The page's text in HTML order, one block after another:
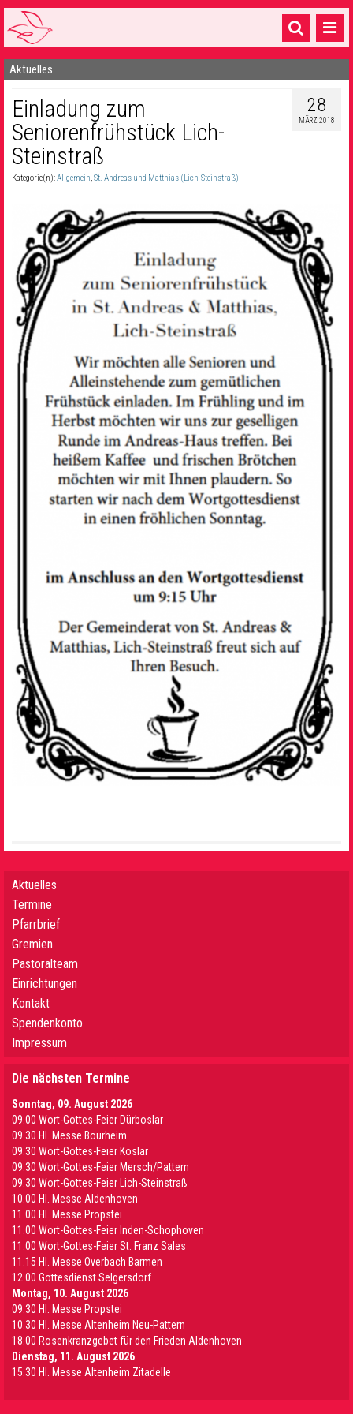
Startseite
1 Pfarrei
16 Gemeinden & mehr
Gottesdienste & Sinnsuche
Gemeinschaft & Soziales
Musik& Kultur
Seelsorge & Kontakt
Aktuelles
28
MÄRZ 2018
Einladung zum
Seniorenfrühstück Lich-
Steinstraß
Kategorie(n):Allgemein,St. Andreas und Matthias (Lich-Steinstraß)
Aktuelles
Termine
Pfarrbrief
Gremien
Pastoralteam
Einrichtungen
Kontakt
Spendenkonto
Impressum
Die nächsten Termine
Sonntag, 09. August 2026
09.00 Wort-Gottes-Feier Dürboslar
09.30 HI. Messe Bourheim
09.30 Wort-Gottes-Feier Koslar
09.30 Wort-Gottes-Feier Mersch/Pattern
09.30 Wort-Gottes-Feier Lich-Steinstraß
10.00 Hl. Messe Aldenhoven
11.00 Hl. Messe Propstei
11.00 Wort-Gottes-Feier Inden-Schophoven
11.00 Wort-Gottes-Feier St. Franz Sales
11.15 Hl. Messe Overbach Barmen
12.00 Gottesdienst Selgersdorf
Montag, 10. August 2026
09.30 Hl. Messe Propstei
10.30 Hl. Messe Altenheim Neu-Pattern
18.00 Rosenkranzgebet für den Frieden Aldenhoven
Dienstag, 11. August 2026
15.30 Hl. Messe Altenheim Zitadelle